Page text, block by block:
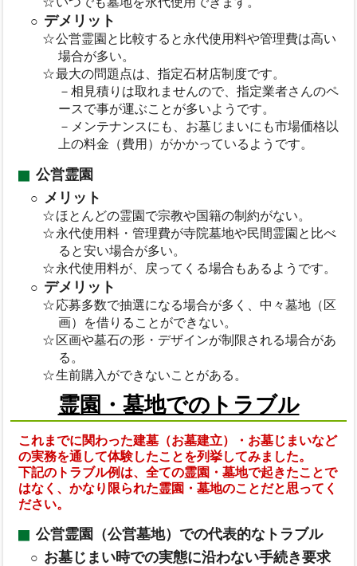
デメリット
公営霊園と比較すると永代使用料や管理費は高い
場合が多い。
最大の問題点は、指定石材店制度です。
－相見積りは取れませんので、指定業者さんのペ
ースで事が運ぶことが多いようです。
－メンテナンスにも、お墓じまいにも市場価格以
上の料金（費用）がかかっているようです。
公営霊園
メリット
ほとんどの霊園で宗教や国籍の制約がない。
永代使用料・管理費が寺院墓地や民間霊園と比べ
ると安い場合が多い。
永代使用料が、戻ってくる場合もあるようです。
デメリット
応募多数で抽選になる場合が多く、中々墓地（区
画）を借りることができない。
区画や墓石の形・デザインが制限される場合があ
る。
生前購入ができないことがある。
霊園・墓地でのトラブル
これまでに関わった建墓（お墓建立）・お墓じまいなど
の実務を通して体験したことを列挙してみました。
下記のトラブル例は、全ての霊園・墓地で起きたことで
はなく、かなり限られた霊園・墓地のことだと思ってく
ださい。
公営霊園（公営墓地）での代表的なトラブル
お墓じまい時での実態に沿わない手続き要求